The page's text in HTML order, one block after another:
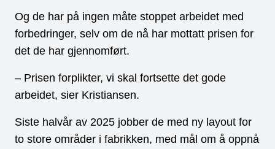
Og de har på ingen måte stoppet arbeidet med
forbedringer, selv om de nå har mottatt prisen for
det de har gjennomført.
– Prisen forplikter, vi skal fortsette det gode
arbeidet, sier Kristiansen.
Siste halvår av 2025 jobber de med ny layout for
to store områder i fabrikken, med mål om å oppnå